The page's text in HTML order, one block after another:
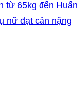
từ 65kg đến Huấn
nữ đạt cân nặng